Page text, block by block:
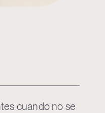
cuando no se